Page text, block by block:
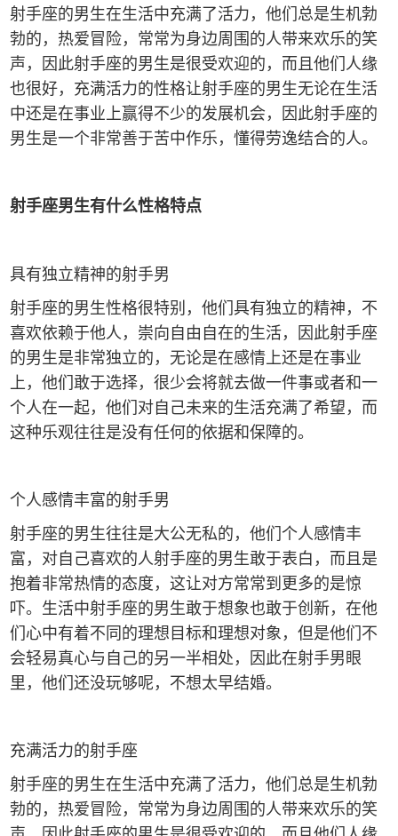
射手座的男生在生活中充满了活力，他们总是生机勃
勃的，热爱冒险，常常为身边周围的人带来欢乐的笑
声，因此射手座的男生是很受欢迎的，而且他们人缘
也很好，充满活力的性格让射手座的男生无论在生活
中还是在事业上赢得不少的发展机会，因此射手座的
男生是一个非常善于苦中作乐，懂得劳逸结合的人。
射手座男生有什么性格特点
具有独立精神的射手男
射手座的男生性格很特别，他们具有独立的精神，不
喜欢依赖于他人，崇向自由自在的生活，因此射手座
的男生是非常独立的，无论是在感情上还是在事业
上，他们敢于选择，很少会将就去做一件事或者和一
个人在一起，他们对自己未来的生活充满了希望，而
这种乐观往往是没有任何的依据和保障的。
个人感情丰富的射手男
射手座的男生往往是大公无私的，他们个人感情丰
富，对自己喜欢的人射手座的男生敢于表白，而且是
抱着非常热情的态度，这让对方常常到更多的是惊
吓。生活中射手座的男生敢于想象也敢于创新，在他
们心中有着不同的理想目标和理想对象，但是他们不
会轻易真心与自己的另一半相处，因此在射手男眼
里，他们还没玩够呢，不想太早结婚。
充满活力的射手座
射手座的男生在生活中充满了活力，他们总是生机勃
勃的，热爱冒险，常常为身边周围的人带来欢乐的笑